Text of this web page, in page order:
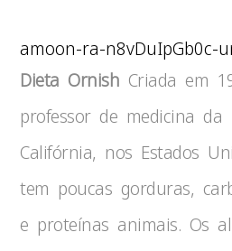
amoon-ra-n8vDuIpGb0c-
Dieta Ornish Criada em
professor de medicina da
Califórnia, nos Estados
tem poucas gorduras,
e proteínas animais. Os